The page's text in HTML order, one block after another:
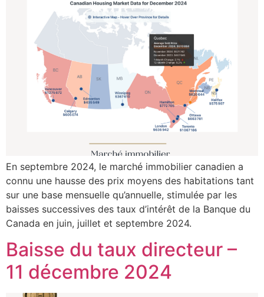
En septembre 2024, le marché immobilier canadien a
connu une hausse des prix moyens des habitations tant
sur une base mensuelle qu’annuelle, stimulée par les
baisses successives des taux d’intérêt de la Banque du
Canada en juin, juillet et septembre 2024.
Baisse du taux directeur –
11 décembre 2024